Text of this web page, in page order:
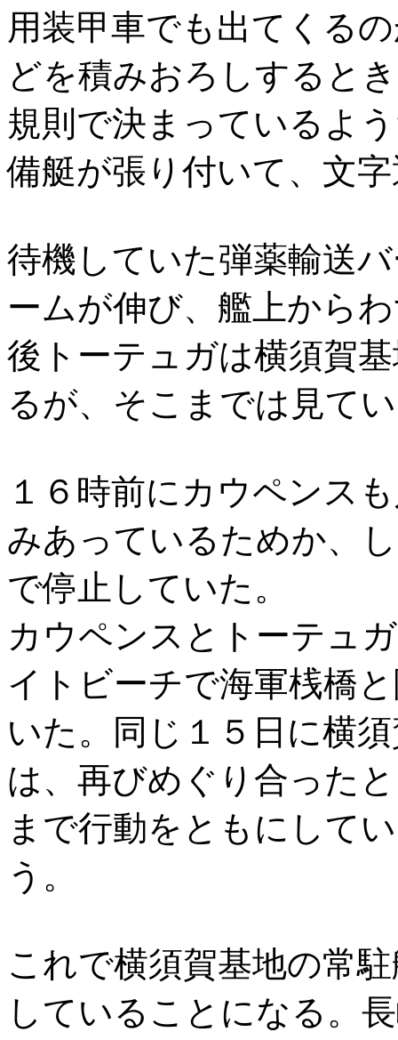
用装甲車でも出てくる
どを積みおろしすると
規則で決まっているよ
備艇が張り付いて、文
待機していた弾薬輸送
ームが伸び、艦上から
後トーテュガは横須賀
るが、そこまでは見て
１６時前にカウペンス
みあっているためか、
で停止していた。
カウペンスとトーテュ
イトビーチで海軍桟橋
いた。同じ１５日に横
は、再びめぐり合った
まで行動をともにして
う。
これで横須賀基地の常
していることになる。